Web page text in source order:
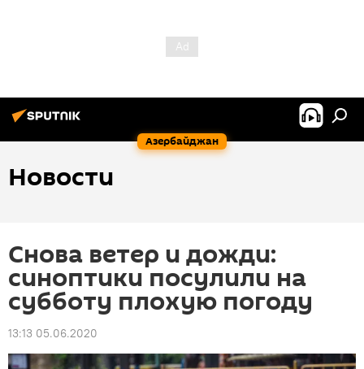
Азербайджан
Новости
Снова ветер и дожди:
синоптики посулили на
субботу плохую погоду
13:13 05.06.2020